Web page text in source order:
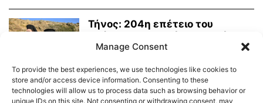
Τήνος: 204η επέτειο του
Οράματος της Αγίας Πελαγίας
24.07.2026
Manage Consent
To provide the best experiences, we use technologies like cookies to
store and/or access device information. Consenting to these
technologies will allow us to process data such as browsing behavior or
unique IDs on this site. Not consenting or withdrawing consent, may